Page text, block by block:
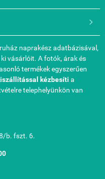

naprakész adatbázisával,
vásárlóit. A fotók, árak és
termékek egyszerűen
kézbesíti a
telephelyünkön van
b. fszt. 6.